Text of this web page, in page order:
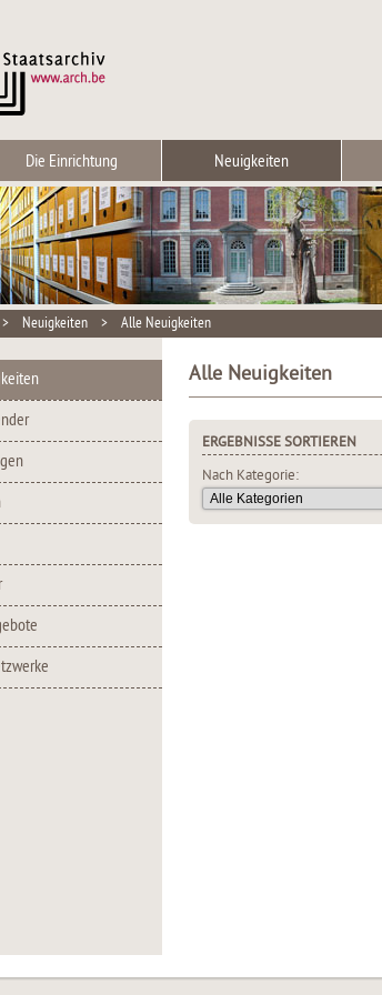
Die Einrichtung Neuigkeiten
> Neuigkeiten > Alle Neuigkeiten
Alle Neuigkeiten
ERGEBNISSE SORTIEREN
Nach Kategorie: